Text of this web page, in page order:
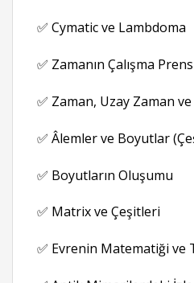
✅ Cymatic ve Lambdoma
✅ Zamanın Çalışma
✅ Zaman, Uzay Zaman
✅ Âlemler ve Boyutlar
✅ Boyutların Oluşumu
✅ Matrix ve Çeşitleri
✅ Evrenin Matematiği ve